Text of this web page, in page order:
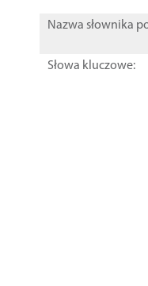
Nazwa słownika
Słowa kluczowe: